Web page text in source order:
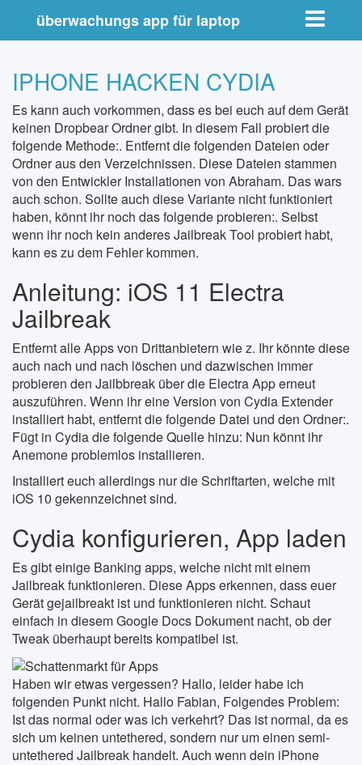
Toggle
überwachungs app für laptop
IPHONE HACKEN CYDIA
Es kann auch vorkommen, dass es bei euch auf dem Gerät
keinen Dropbear Ordner gibt. In diesem Fall probiert die
folgende Methode:. Entfernt die folgenden Dateien oder
Ordner aus den Verzeichnissen. Diese Dateien stammen
von den Entwickler Installationen von Abraham. Das wars
auch schon. Sollte auch diese Variante nicht funktioniert
haben, könnt ihr noch das folgende probieren:. Selbst
wenn ihr noch kein anderes Jailbreak Tool probiert habt,
kann es zu dem Fehler kommen.
Anleitung: iOS 11 Electra
Jailbreak
Entfernt alle Apps von Drittanbietern wie z. Ihr könnte diese
auch nach und nach löschen und dazwischen immer
probieren den Jailbbreak über die Electra App erneut
auszuführen. Wenn ihr eine Version von Cydia Extender
installiert habt, entfernt die folgende Datei und den Ordner:.
Fügt in Cydia die folgende Quelle hinzu: Nun könnt ihr
Anemone problemlos installieren.
Installiert euch allerdings nur die Schriftarten, welche mit
iOS 10 gekennzeichnet sind.
Cydia konfigurieren, App laden
Es gibt einige Banking apps, welche nicht mit einem
Jailbreak funktionieren. Diese Apps erkennen, dass euer
Gerät gejailbreakt ist und funktionieren nicht. Schaut
einfach in diesem Google Docs Dokument nacht, ob der
Tweak überhaupt bereits kompatibel ist.
Haben wir etwas vergessen? Hallo, leider habe ich
folgenden Punkt nicht. Hallo Fabian, Folgendes Problem:
Ist das normal oder was ich verkehrt? Das ist normal, da es
sich um keinen untethered, sondern nur um einen semi-
untethered Jailbreak handelt. Auch wenn dein iPhone